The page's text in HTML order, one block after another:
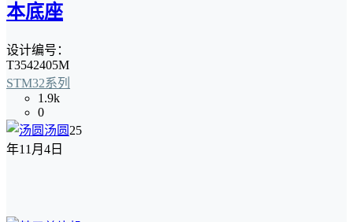
本底座
设计编号：
T3542405M
STM32系列
1.9k
0
汤圆 25
年11月4日